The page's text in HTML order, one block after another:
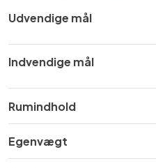
Udvendige mål​
Indvendige mål​
Rumindhold
Egenvægt